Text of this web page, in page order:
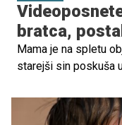
bratca,
Mama je na spletu
starejši sin poskuša
uspeva. Bravo, mali!